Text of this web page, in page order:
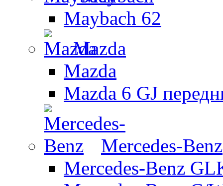
Maybach 62
Mazda
Mazda
Mazda 6 GJ
Mercedes-Benz
Mercedes-Benz